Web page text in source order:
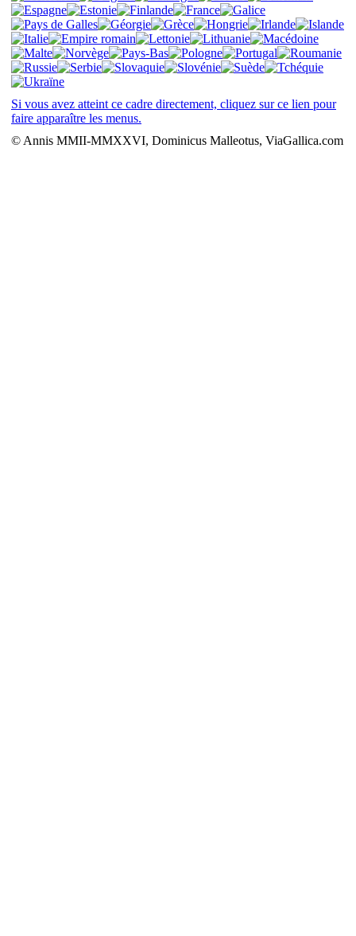
Si vous avez atteint ce cadre directement, cliquez sur ce lien pour
faire apparaître les menus.
© Annis MMII-MMXXVI, Dominicus Malleotus, ViaGallica.com